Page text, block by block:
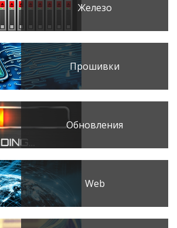
Железо
Прошивки
Обновления
Web